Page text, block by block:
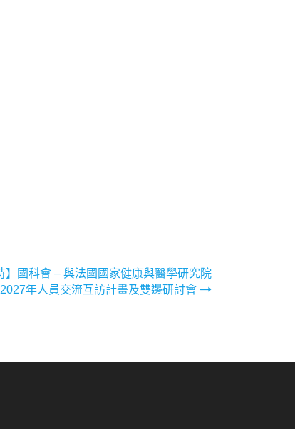
】國科會 – 與法國國家健康與醫學研究院
2027年人員交流互訪計畫及雙邊研討會